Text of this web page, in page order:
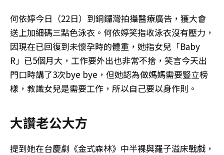
何依婷今日（22日）到銅鑼灣拍攝醫療廣告，獲大會
送上加細碼三點色泳衣。何依婷笑指收泳衣沒有壓力，
因現在已回復到未懷孕時的體重，她指女兒「Baby
R」已5個月大，工作要外出也非常不捨，笑言今天出
門口時講了3次bye bye，但她認為做媽媽需要豎立榜
樣，教識女兒是需要工作，所以自己要以身作則。
大讚老公大方
提到她在台慶劇《金式森林》中半裸與羅子溢床戰戲，